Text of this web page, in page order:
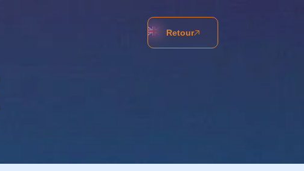
Retour